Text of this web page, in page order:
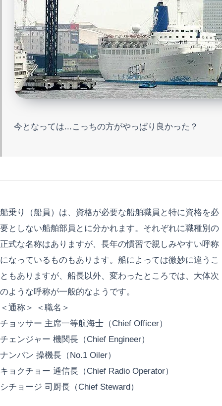
今となっては...こっちの方がやっぱり良かった？
船乗り（船員）は、資格が必要な船舶職員と特に資格を必
要としない船舶部員とに分かれます。それぞれに職種別の
正式な名称はありますが、長年の慣習で親しみやすい呼称
になっているものもあります。船によっては微妙に違うこ
ともありますが、船長以外、変わったところでは、大体次
のような呼称が一般的なようです。
＜通称＞ ＜職名＞
チョッサー 主席一等航海士（Chief Officer）
チェンジャー 機関長（Chief Engineer）
ナンバン 操機長（No.1 Oiler）
キョクチョー 通信長（Chief Radio Operator）
シチョージ 司厨長（Chief Steward）